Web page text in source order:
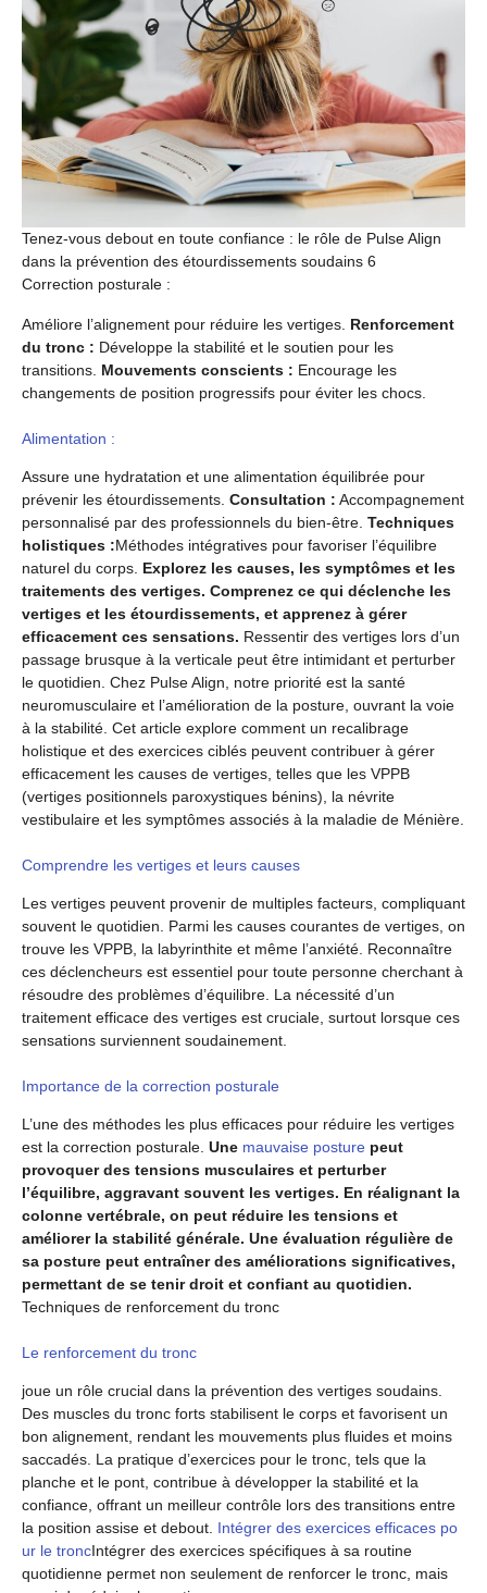
Tenez-vous debout en toute confiance : le rôle de Pulse Align
dans la prévention des étourdissements soudains 6
Correction posturale :
Améliore l’alignement pour réduire les vertiges. Renforcement
du tronc : Développe la stabilité et le soutien pour les
transitions. Mouvements conscients : Encourage les
changements de position progressifs pour éviter les chocs.
Alimentation :
Assure une hydratation et une alimentation équilibrée pour
prévenir les étourdissements. Consultation : Accompagnement
personnalisé par des professionnels du bien-être. Techniques
holistiques :Méthodes intégratives pour favoriser l’équilibre
naturel du corps. Explorez les causes, les symptômes et les
traitements des vertiges. Comprenez ce qui déclenche les
vertiges et les étourdissements, et apprenez à gérer
efficacement ces sensations. Ressentir des vertiges lors d’un
passage brusque à la verticale peut être intimidant et perturber
le quotidien. Chez Pulse Align, notre priorité est la santé
neuromusculaire et l’amélioration de la posture, ouvrant la voie
à la stabilité. Cet article explore comment un recalibrage
holistique et des exercices ciblés peuvent contribuer à gérer
efficacement les causes de vertiges, telles que les VPPB
(vertiges positionnels paroxystiques bénins), la névrite
vestibulaire et les symptômes associés à la maladie de Ménière.
Comprendre les vertiges et leurs causes
Les vertiges peuvent provenir de multiples facteurs, compliquant
souvent le quotidien. Parmi les causes courantes de vertiges, on
trouve les VPPB, la labyrinthite et même l’anxiété. Reconnaître
ces déclencheurs est essentiel pour toute personne cherchant à
résoudre des problèmes d’équilibre. La nécessité d’un
traitement efficace des vertiges est cruciale, surtout lorsque ces
sensations surviennent soudainement.
Importance de la correction posturale
L’une des méthodes les plus efficaces pour réduire les vertiges
est la correction posturale. Une mauvaise posture peut
provoquer des tensions musculaires et perturber
l’équilibre, aggravant souvent les vertiges. En réalignant la
colonne vertébrale, on peut réduire les tensions et
améliorer la stabilité générale. Une évaluation régulière de
sa posture peut entraîner des améliorations significatives,
permettant de se tenir droit et confiant au quotidien.
Techniques de renforcement du tronc
Le renforcement du tronc
joue un rôle crucial dans la prévention des vertiges soudains.
Des muscles du tronc forts stabilisent le corps et favorisent un
bon alignement, rendant les mouvements plus fluides et moins
saccadés. La pratique d’exercices pour le tronc, tels que la
planche et le pont, contribue à développer la stabilité et la
confiance, offrant un meilleur contrôle lors des transitions entre
la position assise et debout. Intégrer des exercices efficaces po
ur le troncIntégrer des exercices spécifiques à sa routine
quotidienne permet non seulement de renforcer le tronc, mais